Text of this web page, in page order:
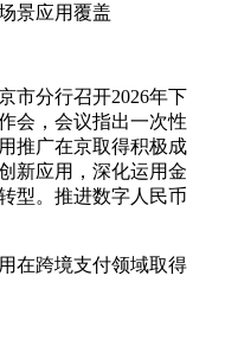
景应用覆盖
市分行召开2026年下
会，会议指出一次性
推广在京取得积极成
新应用，深化运用金
型。推进数字人民币
在跨境支付领域取得